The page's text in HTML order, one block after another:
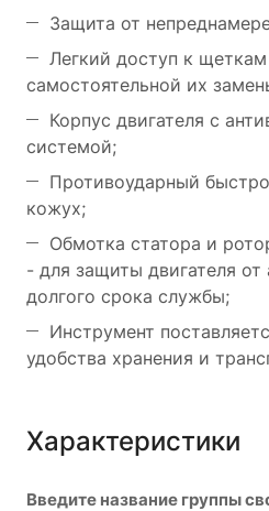
Защита от
Легкий доступ к
самостоятельной их
Корпус двигателя с
системой;
Противоударный
кожух;
Обмотка статора и
- для защиты двигателя
долгого срока службы;
Инструмент
удобства хранения и
Характеристики
Введите название группы